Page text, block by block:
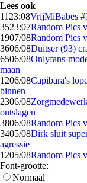
Lees ook
11 23:08VrijMiBabes
3523:07Random Pics
1907/08Random Pics
3606/08Duitser (93)
6506/08Onlyfans-
maan
1206/08Capibara's
binnen
2306/08
ontslagen
3806/08Random Pics
3405/08Dirk sluit
agressie
1205/08Random Pics
Font-grootte:
Normaal